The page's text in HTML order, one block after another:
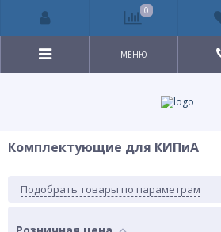
МЕНЮ
Комплектующие для КИПиА
Подобрать товары по параметрам
0